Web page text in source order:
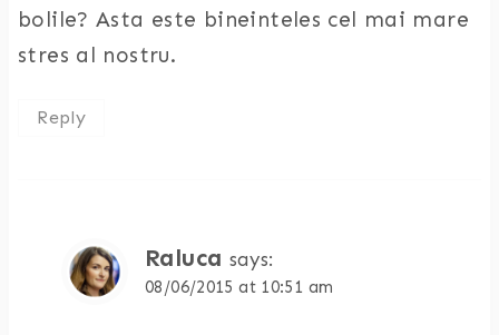
bolile? Asta este bineinteles cel mai mare
stres al nostru.
Reply
Raluca says:
08/06/2015 at 10:51 am